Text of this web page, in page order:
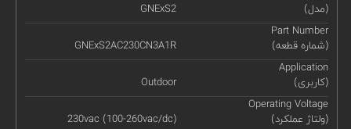
(مدل)
GNExS2
Part Number
(شماره قطعه)
GNExS2AC230CN3A1R
Application
(کاربری)
Outdoor
Operating Voltage
(ولتاژ عملکرد)
230vac (100-260vac/dc)